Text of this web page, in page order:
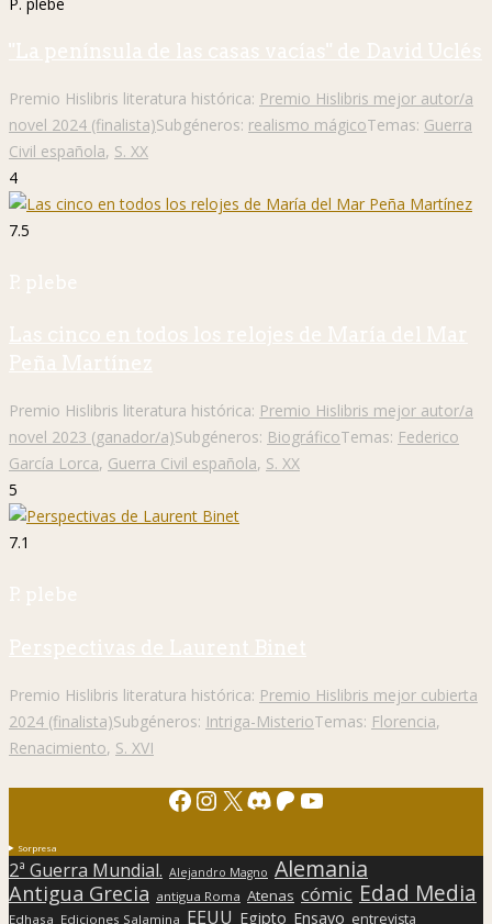
"La península de las casas vacías" de David Uclés
Premio Hislibris literatura histórica: Premio Hislibris mejor autor/a
novel 2024 (finalista)Subgéneros: realismo mágicoTemas: Guerra
Civil española, S. XX
4
7.5
P. plebe
Las cinco en todos los relojes de María del Mar
Peña Martínez
Premio Hislibris literatura histórica: Premio Hislibris mejor autor/a
novel 2023 (ganador/a)Subgéneros: BiográficoTemas: Federico
García Lorca, Guerra Civil española, S. XX
5
7.1
P. plebe
Perspectivas de Laurent Binet
Premio Hislibris literatura histórica: Premio Hislibris mejor cubierta
2024 (finalista)Subgéneros: Intriga-MisterioTemas: Florencia,
Renacimiento, S. XVI
Facebook
Instagram
X Discord
Patreon
YouTube
Sorpresa
2ª Guerra Mundial. Alejandro Magno Alemania
Antigua Grecia antigua Roma Atenas cómic Edad Media
Edhasa Ediciones Salamina EEUU Egipto Ensayo entrevista